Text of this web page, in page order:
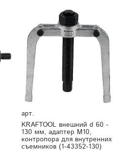
арт.
KRAFTOOL внешний d 60 -
130 мм, адаптер М10,
контропора для внутренних
съемников (1-43352-130)